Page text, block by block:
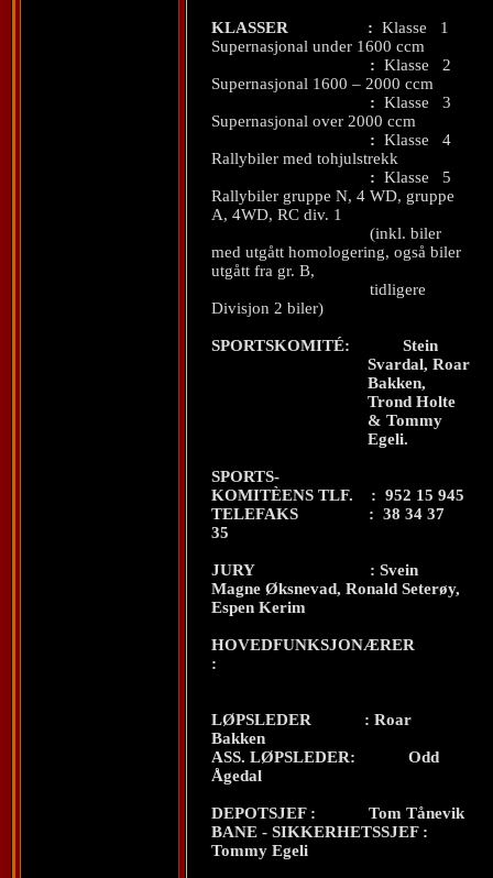
KLASSER : Klasse
1
Supernasjonal under 1600 ccm
: Klasse
2
Supernasjonal 1600 – 2000 ccm
: Klasse
3
Supernasjonal over 2000 ccm
: Klasse
4
Rallybiler med tohjulstrekk
: Klasse
5
Rallybiler gruppe N, 4 WD, gruppe
A, 4WD, RC div. 1
(inkl. biler
med utgått homologering, også biler
utgått fra gr. B,
tidligere
Divisjon 2 biler)
SPORTSKOMITÉ:
Stein
Svardal, Roar
Bakken,
Trond Holte
& Tommy
Egeli.
SPORTS-
KOMITÈENS TLF.
: 952 15 945
TELEFAKS
: 38 34 37
35
JURY
: Svein
Magne Øksnevad, Ronald Seterøy,
Espen Kerim
HOVEDFUNKSJONÆRER
:
LØPSLEDER
: Roar
Bakken
ASS. LØPSLEDER:
Odd
Ågedal
DEPOTSJEF :
Tom Tånevik
BANE - SIKKERHETSSJEF :
Tommy Egeli